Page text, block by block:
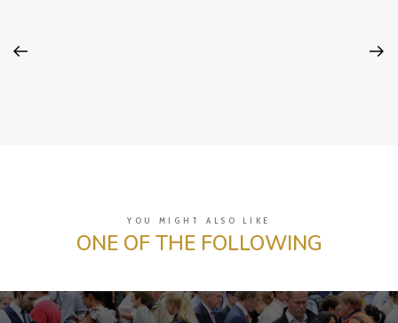
YOU MIGHT ALSO LIKE
ONE OF THE FOLLOWING